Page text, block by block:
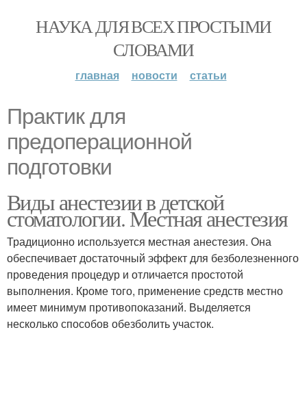
НАУКА ДЛЯ ВСЕХ ПРОСТЫМИ
СЛОВАМИ
главная новости статьи
Практик для
предоперационной
подготовки
Виды анестезии в детской
стоматологии. Местная анестезия
Традиционно используется местная анестезия. Она
обеспечивает достаточный эффект для безболезненного
проведения процедур и отличается простотой
выполнения. Кроме того, применение средств местно
имеет минимум противопоказаний. Выделяется
несколько способов обезболить участок.